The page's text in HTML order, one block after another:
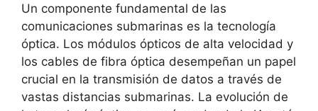
Un componente fundamental de las
comunicaciones submarinas es la tecnología
óptica. Los módulos ópticos de alta velocidad y
los cables de fibra óptica desempeñan un papel
crucial en la transmisión de datos a través de
vastas distancias submarinas. La evolución de